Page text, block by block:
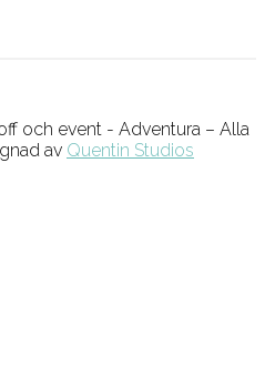
och event - Adventura – Alla
av Quentin Studios